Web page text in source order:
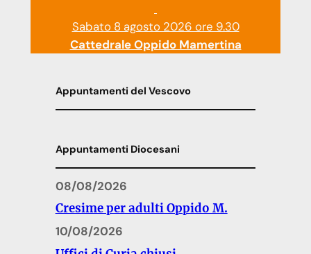
Sabato 8 agosto 2026 ore 9.30
Cattedrale Oppido Mamertina
Appuntamenti del Vescovo
Appuntamenti Diocesani
08/08/2026
Cresime per adulti Oppido M.
10/08/2026